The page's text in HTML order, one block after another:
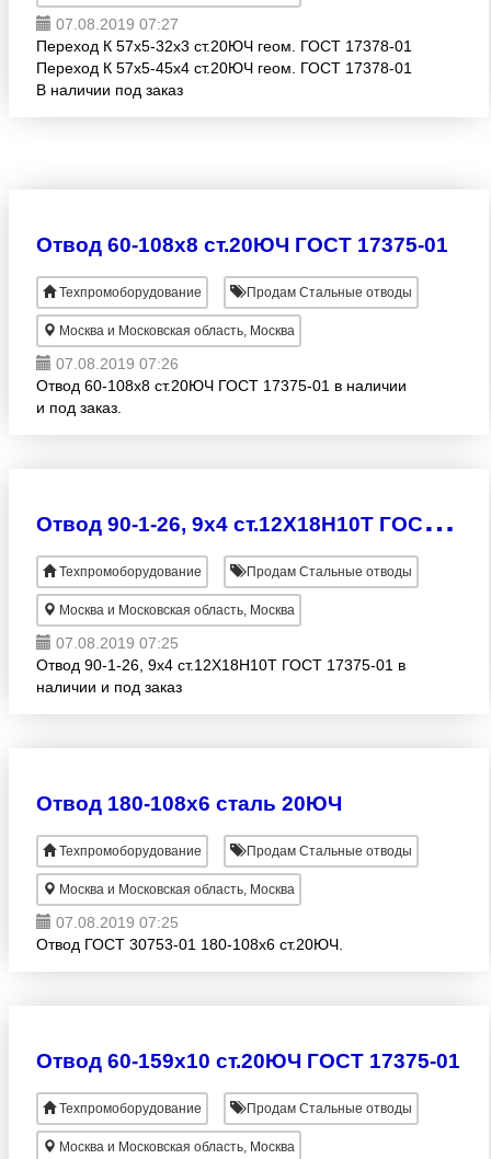
07.08.2019 07:27
Переход К 57х5-32х3 ст.20ЮЧ геом. ГОСТ 17378-01
Переход К 57х5-45х4 ст.20ЮЧ геом. ГОСТ 17378-01
В наличии под заказ
Отвод 60-108х8 ст.20ЮЧ ГОСТ 17375-01
Техпромоборудование Продам Стальные отводы
Москва и Московская область, Москва
07.08.2019 07:26
Отвод 60-108х8 ст.20ЮЧ ГОСТ 17375-01 в наличии
и под заказ.
О
твод 90-1-26, 9х4 ст.12Х18Н10Т ГОСТ 17375-01
Техпромоборудование Продам Стальные отводы
Москва и Московская область, Москва
07.08.2019 07:25
Отвод 90-1-26, 9х4 ст.12Х18Н10Т ГОСТ 17375-01 в
наличии и под заказ
Отвод 180-108х6 сталь 20ЮЧ
Техпромоборудование Продам Стальные отводы
Москва и Московская область, Москва
07.08.2019 07:25
Отвод ГОСТ 30753-01 180-108х6 ст.20ЮЧ.
Отвод 60-159х10 ст.20ЮЧ ГОСТ 17375-01
Техпромоборудование Продам Стальные отводы
Москва и Московская область, Москва